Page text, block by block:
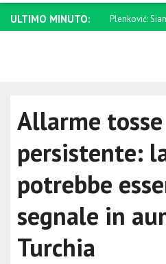
ULTIMO MINUTO:
grati a tutti coloro ch.. Anand:
Allarme tosse
persistente:
potrebbe
segnale in
Turchia